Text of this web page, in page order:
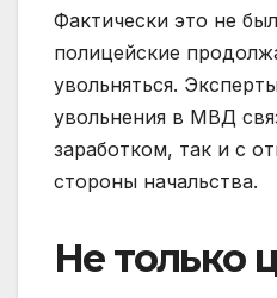
Фактически это не
полицейские
увольняться.
увольнения в МВД
заработком, так и с
стороны начальства.
Не только